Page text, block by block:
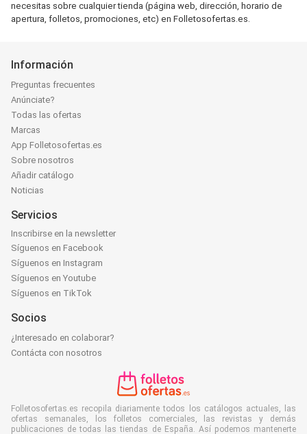
necesitas sobre cualquier tienda (página web, dirección, horario de
apertura, folletos, promociones, etc) en Folletosofertas.es.
Información
Preguntas frecuentes
Anúnciate?
Todas las ofertas
Marcas
App Folletosofertas.es
Sobre nosotros
Añadir catálogo
Noticias
Servicios
Inscribirse en la newsletter
Síguenos en Facebook
Síguenos en Instagram
Síguenos en Youtube
Síguenos en TikTok
Socios
¿Interesado en colaborar?
Contácta con nosotros
Folletosofertas.es recopila diariamente todos los catálogos actuales, las
ofertas semanales, los folletos comerciales, las revistas y demás
publicaciones de todas las tiendas de España. Así podemos mantenerte